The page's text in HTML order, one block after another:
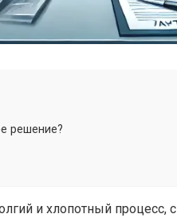
решение?
и хлопотный процесс,